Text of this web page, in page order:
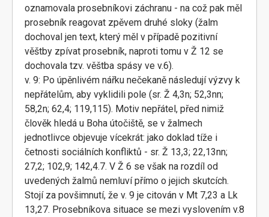
oznamovala prosebníkovi záchranu - na což pak měl
prosebník reagovat zpěvem druhé sloky (žalm
dochoval jen text, který měl v případě pozitivní
věštby zpívat prosebník, naproti tomu v Ž 12 se
dochovala tzv. věštba spásy ve v.6).
v. 9: Po úpěnlivém nářku nečekaně následují výzvy k
nepřátelům, aby vyklidili pole (sr. Ž 4,3n; 52,3nn;
58,2n; 62,4; 119,115). Motiv nepřátel, před nimiž
člověk hledá u Boha útočiště, se v žalmech
jednotlivce objevuje vícekrát: jako doklad tíže i
četnosti sociálních konfliktů - sr. Ž 13,3; 22,13nn;
27,2; 102,9; 142,4.7. V Ž 6 se však na rozdíl od
uvedených žalmů nemluví přímo o jejich skutcích.
Stojí za povšimnutí, že v. 9 je citován v Mt 7,23 a Lk
13,27. Prosebníkova situace se mezi vyslovením v.8